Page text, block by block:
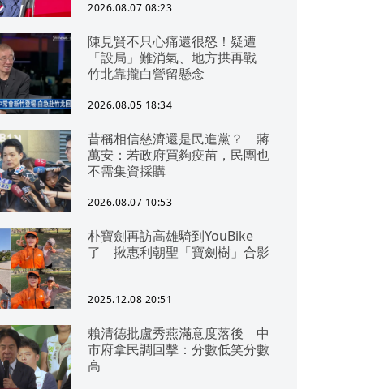
2026.08.07 08:23
陳見賢不只心痛還很怒！疑遭
「設局」難消氣、地方拱再戰
竹北靠攏白營留懸念
2026.08.05 18:34
昔稱相信慈濟還是民進黨？ 蔣
萬安：若政府買夠疫苗，民團也
不需集資採購
2026.08.07 10:53
朴寶劍再訪高雄騎到YouBike
了 揪惠利朝聖「寶劍樹」合影
2025.12.08 20:51
賴清德批盧秀燕滿意度落後 中
市府拿民調回擊：分數低笑分數
高